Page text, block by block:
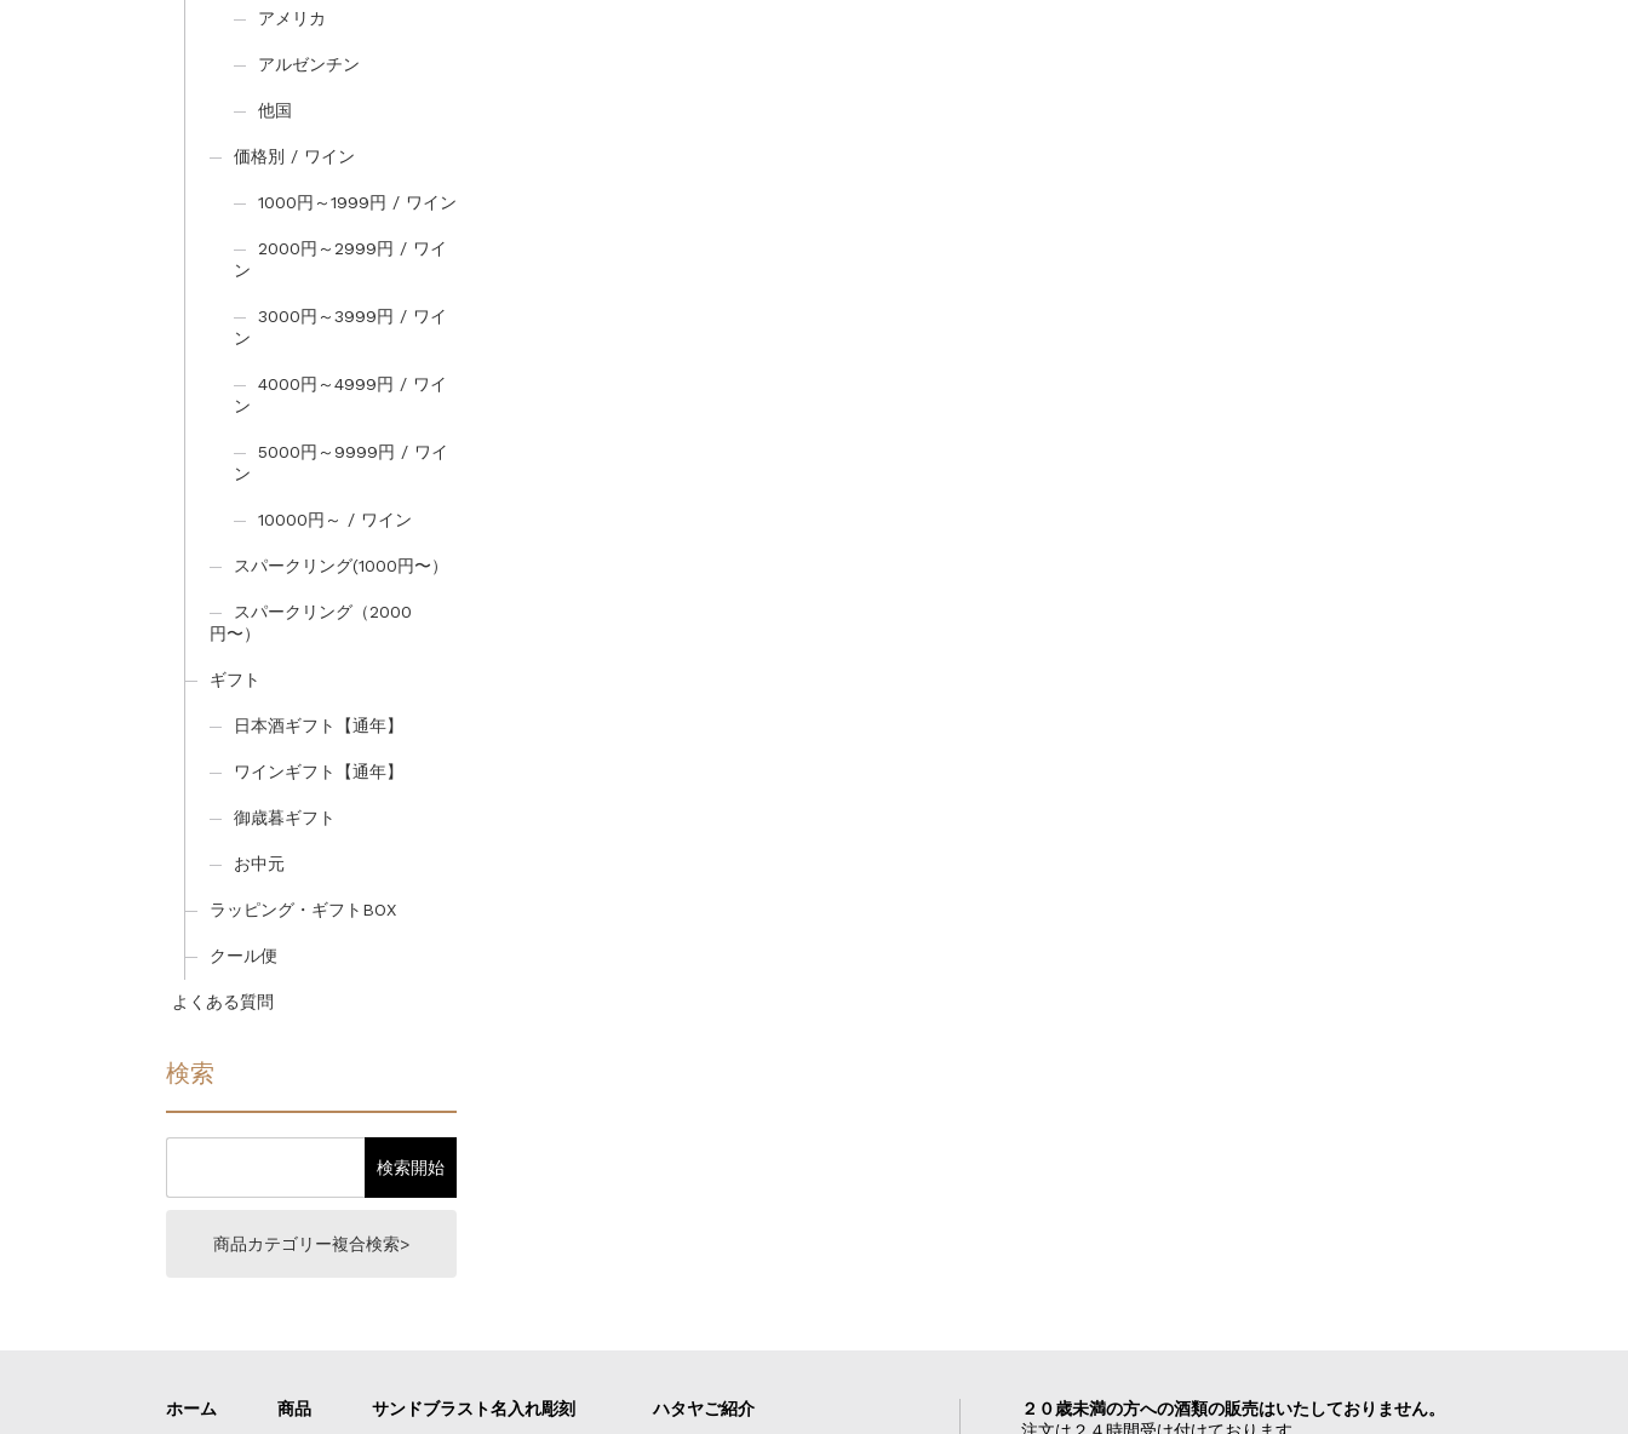
アメリカ
アルゼンチン
他国
価格別 / ワイン
1000円～1999円 / ワイン
2000円～2999円 / ワイ
ン
3000円～3999円 / ワイ
ン
4000円～4999円 / ワイ
ン
5000円～9999円 / ワイ
ン
10000円～ / ワイン
スパークリング(1000円〜）
スパークリング（2000
円〜）
ギフト
日本酒ギフト【通年】
ワインギフト【通年】
御歳暮ギフト
お中元
ラッピング・ギフトBOX
クール便
よくある質問
検索
商品カテゴリー複合検索>
２０歳未満の方への酒類の販売はいたしておりません。
注文は２４時間受け付けております。
ホーム 商品 サンドブラスト名入れ彫刻 ハタヤご紹介